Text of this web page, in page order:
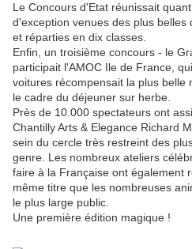
Le Concours d'Etat réunissait
d'exception venues des plus
et réparties en dix classes.
Enfin, un troisième concours - le
participait l'AMOC Ile de France,
voitures récompensait la plus belle
le cadre du déjeuner sur herbe.
Près de 10.000 spectateurs ont
Chantilly Arts & Elegance Richard
sein du cercle très restreint des
genre. Les nombreux ateliers
faire à la Française ont également
même titre que les nombreuses
le plus large public.
Une première édition magique !